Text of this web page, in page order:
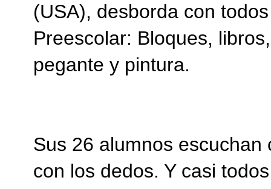
(USA), desborda con
Preescolar: Bloques,
pegante y pintura.
Sus 26 alumnos
con los dedos. Y casi